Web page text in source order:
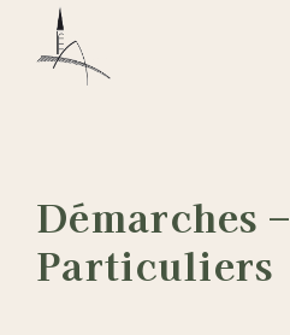
Démarches –
Particuliers